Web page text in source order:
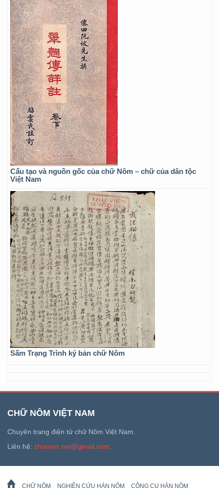
Cấu tạo và nguồn gốc của chữ Nôm – chữ của dân tộc
Việt Nam
Sấm Trạng Trình ký bản chữ Nôm
CHỮ NÔM VIỆT NAM
Chuyên trang điện tử chữ Nôm Việt Nam.
Liên hệ: chunom.net@gmail.com
CHỮ NÔM NGHIÊN CỨU HÁN NÔM CÔNG CỤ HÁN NÔM